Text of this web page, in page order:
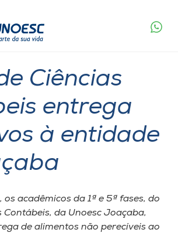
Estudante
Ciências
entrega
à entidade
acadêmicos da 1ª e 5ª fases, do
Contábeis, da Unoesc Joaçaba,
de alimentos não perecíveis ao